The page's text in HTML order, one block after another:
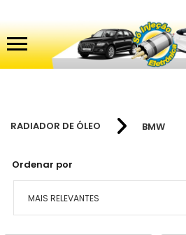
RADIADOR DE ÓLEO BMW
Ordenar por
MAIS RELEVANTES